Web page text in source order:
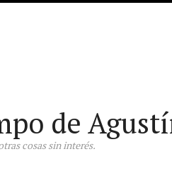
de
cosas sin interés.